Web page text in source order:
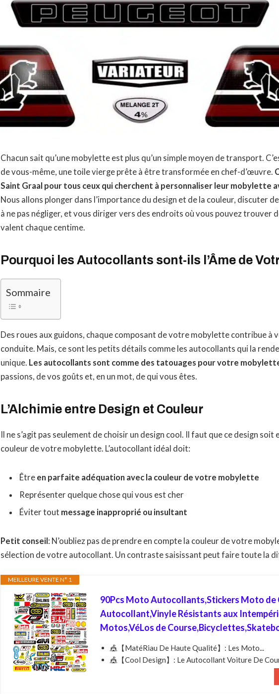
Chacun sait qu’une mobylette est plus qu’un simple moyen de transport.
de vous-même, une toile vierge prête à être transformée en chef-d’œuvre.
Saint Graal pour tous ceux qui cherchent à personnaliser leur mobylette
Nous allons plonger dans l’importance du design et de la couleur, discuter
à ne pas négliger, et vous diriger vers des endroits où vous pouvez trouver
valent chaque centime.
Pourquoi les Autocollants sont-ils l’Âme de
Sommaire
Des roues aux guidons, chaque composant de votre mobylette contribue à
conduite. Mais, ce sont les petits détails comme les autocollants qui la
unique. Les autocollants sont comme des tatouages pour votre
passions, de vos goûts et, en un mot, de qui vous êtes.
L’Alchimie entre Design et Couleur
Il ne s’agit pas seulement de choisir un design cool. Il faut que ce design soit
couleur de votre mobylette. L’autocollant idéal doit:
Être en parfaite adéquation avec la couleur de votre mobylette
Représenter quelque chose qui vous est cher
Éviter tout message inapproprié ou insultant
Petit conseil : N’oubliez pas de prendre en compte la couleur de votre
sélection de votre autocollant. Un contraste saisissant peut faire toute la
MEILLEURE VENTE N° 1
90Pcs Moto Autocollants,Stickers Moto de
Autocollant,Vinyle Résistants aux
Motos,VéLos de
🎪【MatéRiau De Haute Qualité】: Les Moto...
🎪【Cool Design】: Le Autocollant Voiture De